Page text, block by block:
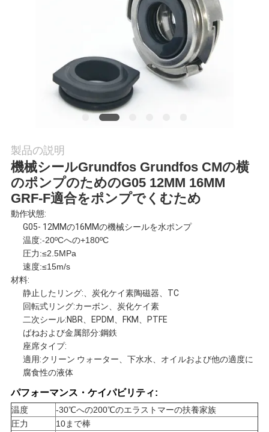
理
私
達
い
製品の説明
機械シールGrundfos Grundfos CMの横
のポンプのためのG05 12MM 16MM
GRF-F適合をポンプでくむため
動作状態:
G05- 12MMの16MMの機械シールを水ポンプ
温度:-20ºCへの+180ºC
圧力:≤2.5MPa
速度:≤15m/s
材料:
静止したリング:、炭化ケイ素陶磁器、TC
回転式リング:カーボン、炭化ケイ素
二次シール:NBR、EPDM、FKM、PTFE
ばねおよび金属部分:鋼鉄
座席タイプ:
適用:クリーン ウォーター、下水水、オイルおよび他の適度に
腐食性の液体
パフォーマンス・ケイパビリティ:
温度
-30℃への200℃のエラストマーの扶養家族
圧力
10まで棒